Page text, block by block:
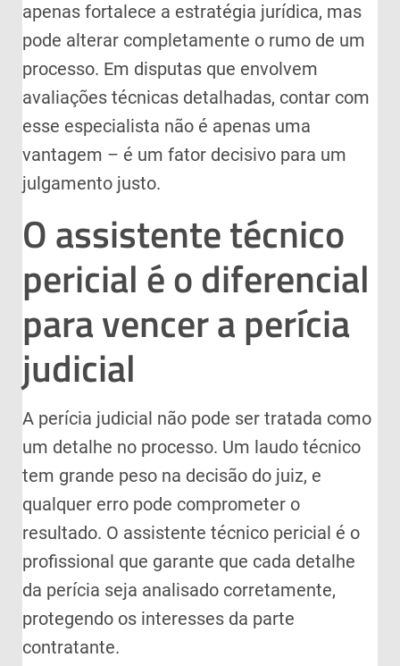
apenas fortalece a estratégia jurídica, mas
pode alterar completamente o rumo de um
processo. Em disputas que envolvem
avaliações técnicas detalhadas, contar com
esse especialista não é apenas uma
vantagem – é um fator decisivo para um
julgamento justo.
O assistente técnico
pericial é o diferencial
para vencer a perícia
judicial
A perícia judicial não pode ser tratada como
um detalhe no processo. Um laudo técnico
tem grande peso na decisão do juiz, e
qualquer erro pode comprometer o
resultado. O assistente técnico pericial é o
profissional que garante que cada detalhe
da perícia seja analisado corretamente,
protegendo os interesses da parte
contratante.